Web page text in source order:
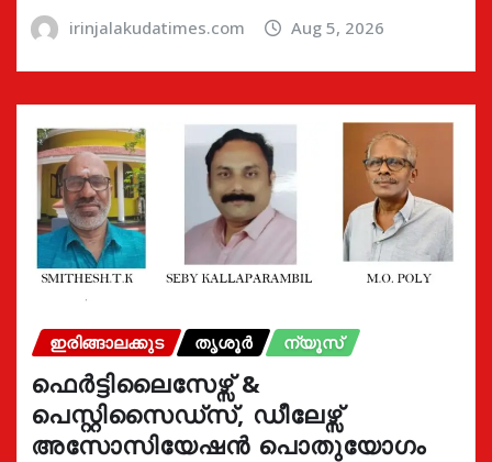
irinjalakudatimes.com Aug 5, 2026
ഇരിങ്ങാലക്കുട തൃശൂർ ന്യൂസ്
ഫെർട്ടിലൈസേഴ്സ് &
പെസ്റ്റിസൈഡ്സ്, ഡീലേഴ്സ്
അസോസിയേഷൻ പൊതുയോഗം